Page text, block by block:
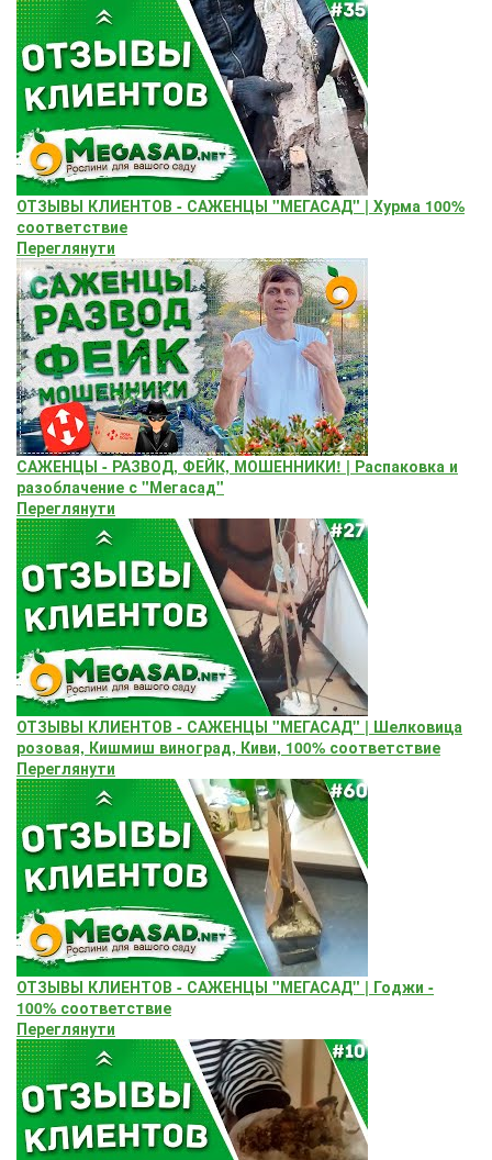
ОТЗЫВЫ КЛИЕНТОВ - САЖЕНЦЫ "МЕГАСАД" | Хурма 100%
соответствие
Переглянути
САЖЕНЦЫ - РАЗВОД, ФЕЙК, МОШЕННИКИ! | Распаковка и
разоблачение с "Мегасад"
Переглянути
ОТЗЫВЫ КЛИЕНТОВ - САЖЕНЦЫ "МЕГАСАД" | Шелковица
розовая, Кишмиш виноград, Киви, 100% соответствие
Переглянути
ОТЗЫВЫ КЛИЕНТОВ - САЖЕНЦЫ "МЕГАСАД" | Годжи -
100% соответствие
Переглянути